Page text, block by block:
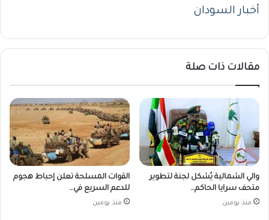
أخبار السودان
مقالات ذات صلة
والي الشمالية يُشكل لجنة لتطوير
متحف سرايا الحاكم…
منذ يومين
القوات المسلحة تعلن إحباط هجوم
للدعم السريع في…
منذ يومين